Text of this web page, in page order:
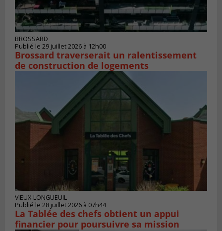
BROSSARD
Publié le 29 juillet 2026 à 12h00
Brossard traverserait un ralentissement
de construction de logements
VIEUX-LONGUEUIL
Publié le 28 juillet 2026 à 07h44
La Tablée des chefs obtient un appui
financier pour poursuivre sa mission